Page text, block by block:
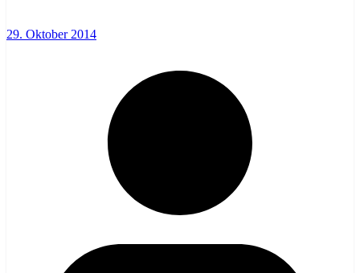
29. Oktober 2014